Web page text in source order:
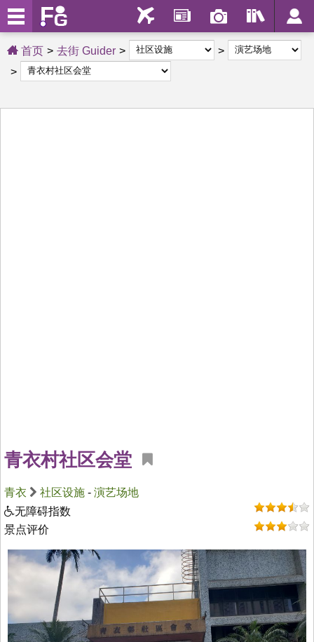
首页 去街 Guider
青衣村社区会堂
青衣 社区设施 - 演艺场地
无障碍指数
景点评价